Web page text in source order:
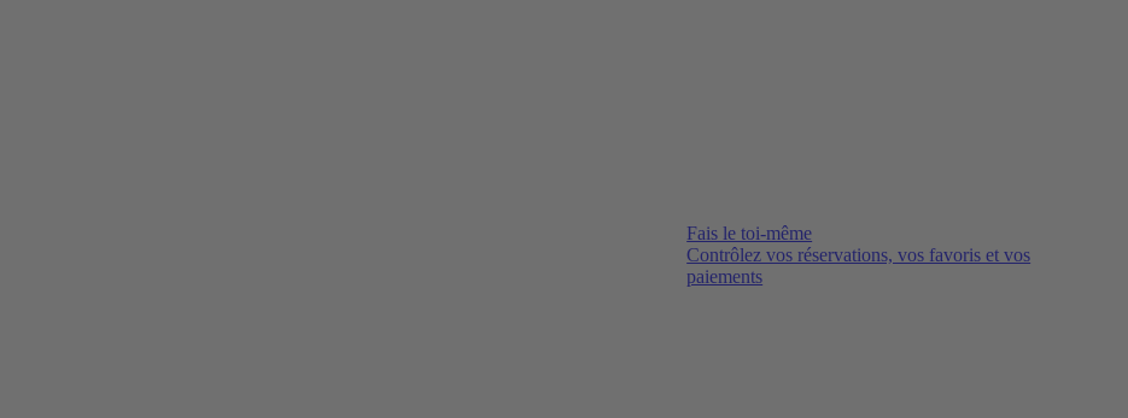
Fais le toi-même
Contrôlez vos réservations, vos favoris et vos
paiements